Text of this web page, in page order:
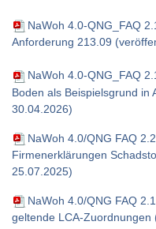
NaWoh 4.0-QNG_FAQ
Anforderung 213.09
NaWoh 4.0-QNG_FAQ
Boden als Beispielsgrund in
30.04.2026)
NaWoh 4.0/QNG FAQ
Firmenerklärungen
25.07.2025)
NaWoh 4.0/QNG FAQ
geltende LCA-Zuordnungen